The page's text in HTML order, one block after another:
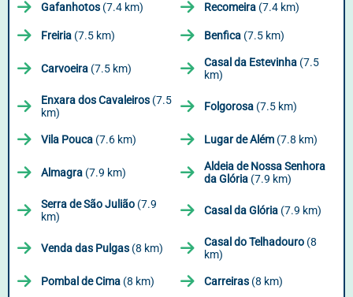
Gafanhotos (7.4 km) Recomeira (7.4 km)
Freiria (7.5 km) Benfica (7.5 km)
Carvoeira (7.5 km) Casal da Estevinha (7.5
km)
Enxara dos Cavaleiros (7.5
km)
Folgorosa (7.5 km)
Vila Pouca (7.6 km) Lugar de Além (7.8 km)
Almagra (7.9 km)
Aldeia de Nossa Senhora
da Glória (7.9 km)
Serra de São Julião (7.9
km)
Casal da Glória (7.9 km)
Venda das Pulgas (8 km) Casal do Telhadouro (8
km)
Pombal de Cima (8 km) Carreiras (8 km)